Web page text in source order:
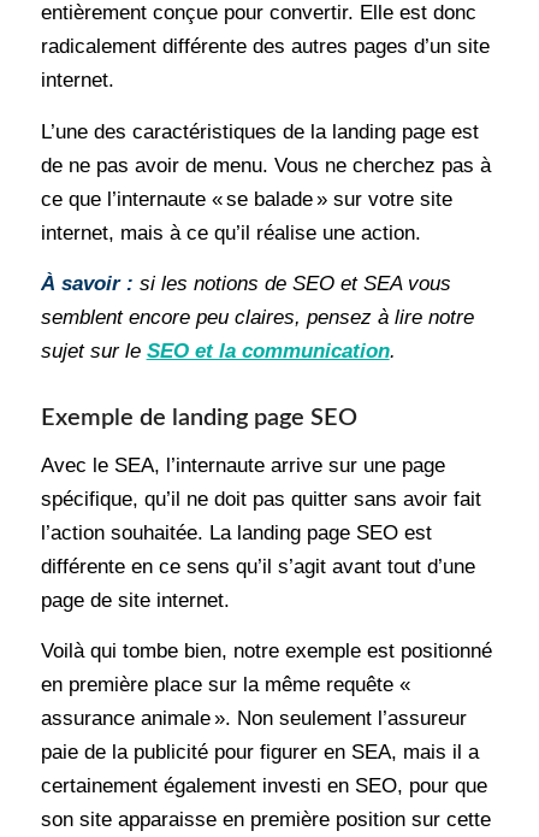
entièrement conçue pour convertir. Elle est donc
radicalement différente des autres pages d’un site
internet.
L’une des caractéristiques de la landing page est
de ne pas avoir de menu. Vous ne cherchez pas à
ce que l’internaute « se balade » sur votre site
internet, mais à ce qu’il réalise une action.
À savoir : si les notions de SEO et SEA vous
semblent encore peu claires, pensez à lire notre
sujet sur le SEO et la communication.
Exemple de landing page SEO
Avec le SEA, l’internaute arrive sur une page
spécifique, qu’il ne doit pas quitter sans avoir fait
l’action souhaitée. La landing page SEO est
différente en ce sens qu’il s’agit avant tout d’une
page de site internet.
Voilà qui tombe bien, notre exemple est positionné
en première place sur la même requête «
assurance animale ». Non seulement l’assureur
paie de la publicité pour figurer en SEA, mais il a
certainement également investi en SEO, pour que
son site apparaisse en première position sur cette